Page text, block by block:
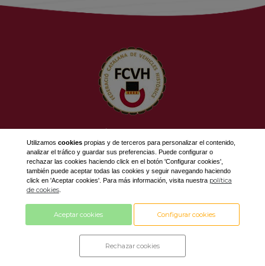
623 534 916
689 308 868
fcvh@fcvh.cat
Horario: De Lunes a Viernes de 9 a 13h
Utilizamos cookiespropias y de terceros para personalizar el contenido,
analizar el tráfico y guardar sus preferencias. Puede configurar o
rechazar las cookies haciendo click en el botón 'Configurar cookies',
también puede aceptar todas las cookies y seguir navegando haciendo
click en 'Aceptar cookies'. Para más información, visita nuestra política
de cookies.
Aceptar cookies Configurar cookies
Rechazar cookies